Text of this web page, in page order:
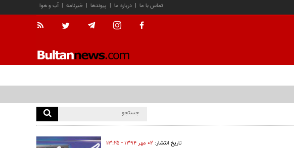
آب و هوا | خبرنامه | پیوندها | درباره ما | تماس با ما
تاریخ انتشار: ۰۲ مهر ۱۳۹۴ - ۱۳:۲۵